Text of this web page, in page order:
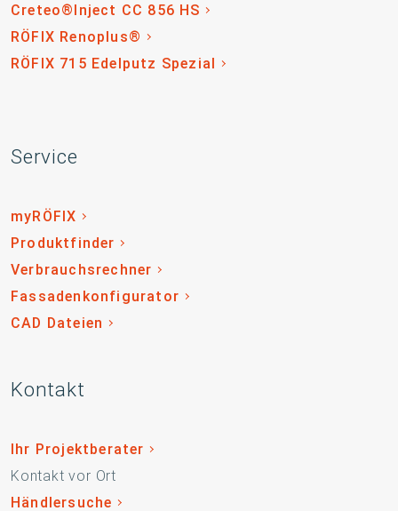
Creteo®Inject CC 856 HS
RÖFIX Renoplus®
RÖFIX 715 Edelputz Spezial
Service
myRÖFIX
Produktfinder
Verbrauchsrechner
Fassadenkonfigurator
CAD Dateien
Kontakt
Ihr Projektberater
Kontakt vor Ort
Händlersuche